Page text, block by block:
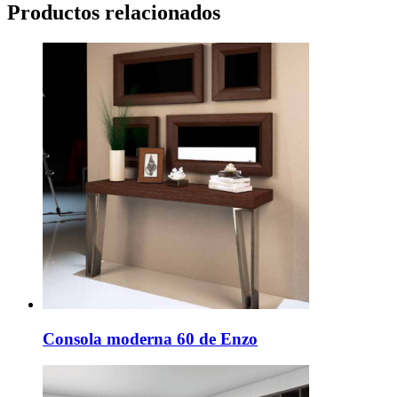
Productos relacionados
Consola moderna 60 de Enzo